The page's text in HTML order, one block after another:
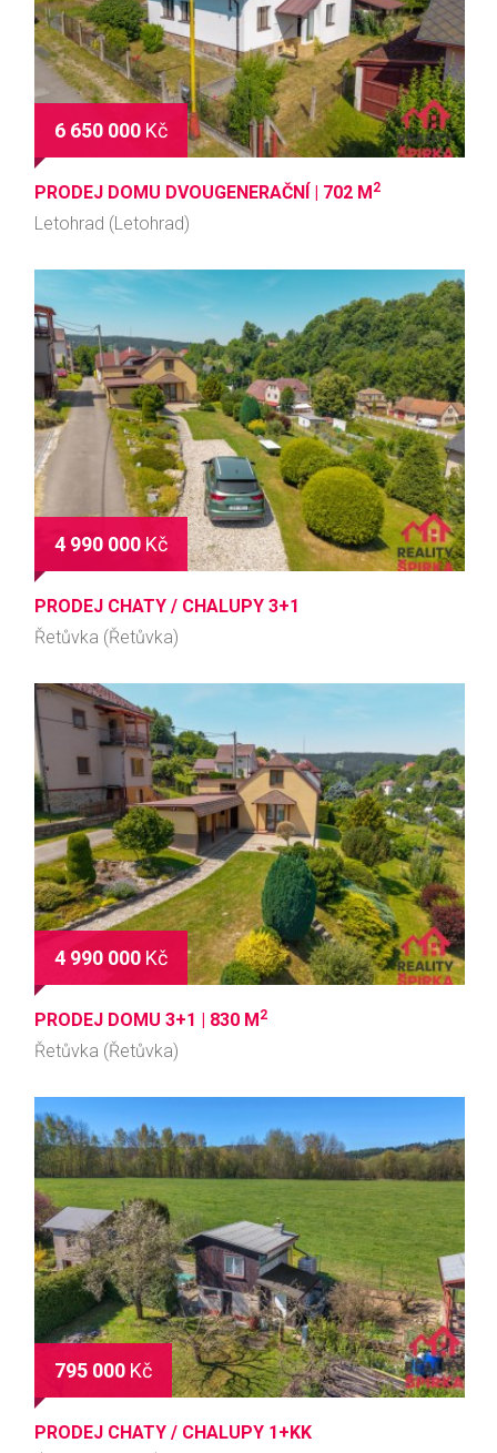
6 650 000Kč
PRODEJ DOMU DVOUGENERAČNÍ | 702 M2
Letohrad (Letohrad)
4 990 000Kč
PRODEJ CHATY / CHALUPY 3+1
Řetůvka (Řetůvka)
4 990 000Kč
PRODEJ DOMU 3+1 | 830 M2
Řetůvka (Řetůvka)
795 000Kč
PRODEJ CHATY / CHALUPY 1+KK